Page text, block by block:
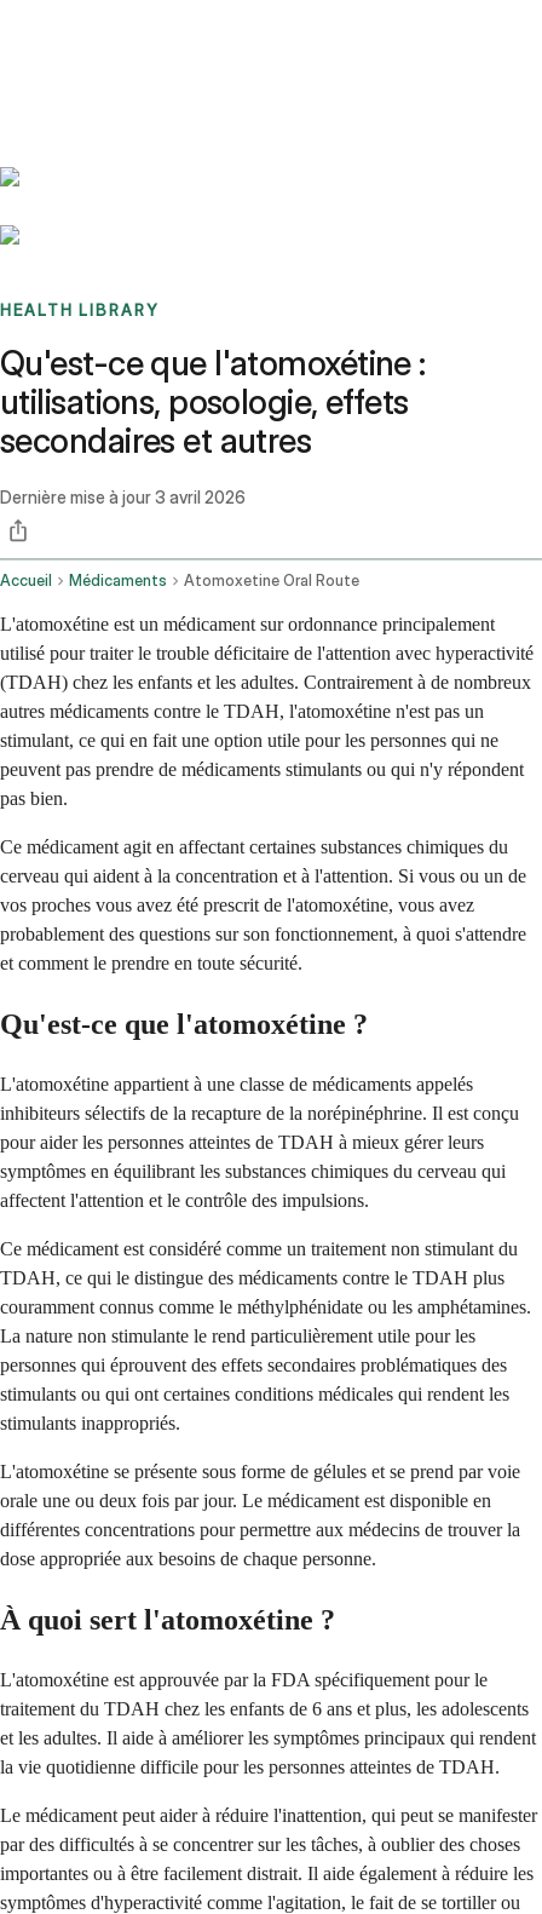
HEALTH LIBRARY
Qu'est-ce que l'atomoxétine :
utilisations, posologie, effets
secondaires et autres
Dernière mise à jour3 avril 2026
Accueil Médicaments Atomoxetine Oral Route
L'atomoxétine est un médicament sur ordonnance principalement
utilisé pour traiter le trouble déficitaire de l'attention avec hyperactivité
(TDAH) chez les enfants et les adultes. Contrairement à de nombreux
autres médicaments contre le TDAH, l'atomoxétine n'est pas un
stimulant, ce qui en fait une option utile pour les personnes qui ne
peuvent pas prendre de médicaments stimulants ou qui n'y répondent
pas bien.
Ce médicament agit en affectant certaines substances chimiques du
cerveau qui aident à la concentration et à l'attention. Si vous ou un de
vos proches vous avez été prescrit de l'atomoxétine, vous avez
probablement des questions sur son fonctionnement, à quoi s'attendre
et comment le prendre en toute sécurité.
Qu'est-ce que l'atomoxétine ?
L'atomoxétine appartient à une classe de médicaments appelés
inhibiteurs sélectifs de la recapture de la norépinéphrine. Il est conçu
pour aider les personnes atteintes de TDAH à mieux gérer leurs
symptômes en équilibrant les substances chimiques du cerveau qui
affectent l'attention et le contrôle des impulsions.
Ce médicament est considéré comme un traitement non stimulant du
TDAH, ce qui le distingue des médicaments contre le TDAH plus
couramment connus comme le méthylphénidate ou les amphétamines.
La nature non stimulante le rend particulièrement utile pour les
personnes qui éprouvent des effets secondaires problématiques des
stimulants ou qui ont certaines conditions médicales qui rendent les
stimulants inappropriés.
L'atomoxétine se présente sous forme de gélules et se prend par voie
orale une ou deux fois par jour. Le médicament est disponible en
différentes concentrations pour permettre aux médecins de trouver la
dose appropriée aux besoins de chaque personne.
À quoi sert l'atomoxétine ?
L'atomoxétine est approuvée par la FDA spécifiquement pour le
traitement du TDAH chez les enfants de 6 ans et plus, les adolescents
et les adultes. Il aide à améliorer les symptômes principaux qui rendent
la vie quotidienne difficile pour les personnes atteintes de TDAH.
Le médicament peut aider à réduire l'inattention, qui peut se manifester
par des difficultés à se concentrer sur les tâches, à oublier des choses
importantes ou à être facilement distrait. Il aide également à réduire les
symptômes d'hyperactivité comme l'agitation, le fait de se tortiller ou